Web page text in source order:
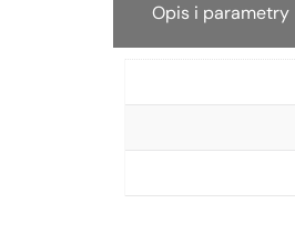
Opis i parametry